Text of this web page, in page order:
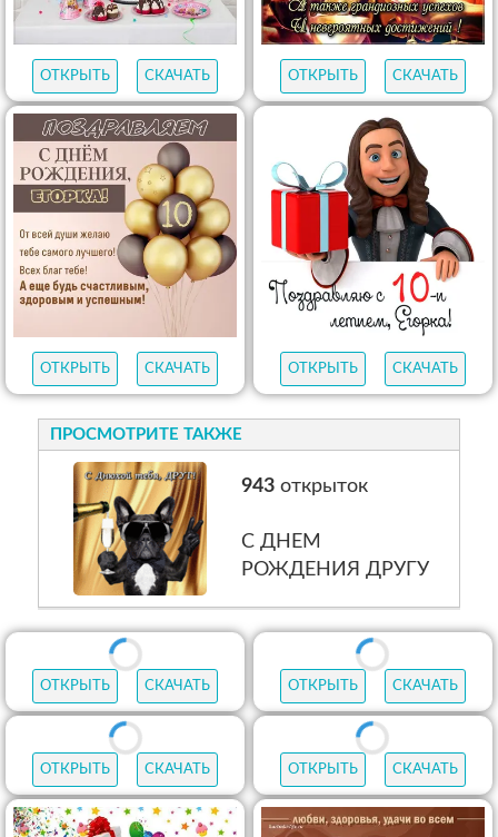
ОТКРЫТЬ СКАЧАТЬ ОТКРЫТЬ СКАЧАТЬ
ОТКРЫТЬ СКАЧАТЬ ОТКРЫТЬ СКАЧАТЬ
ПРОСМОТРИТЕ ТАКЖЕ
943открыток
С ДНЕМ
РОЖДЕНИЯ ДРУГУ